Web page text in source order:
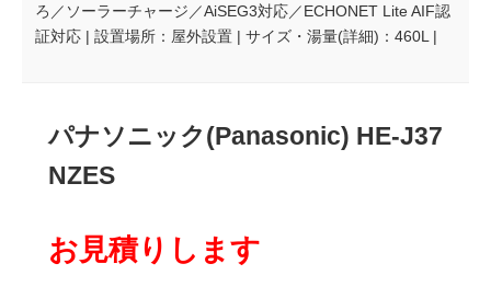
ろ／ソーラーチャージ／AiSEG3対応／ECHONET Lite AIF認
証対応 | 設置場所：屋外設置 | サイズ・湯量(詳細)：460L |
パナソニック(Panasonic) HE-J37
NZES
お見積りします